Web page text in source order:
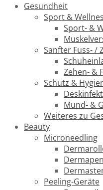
Gesundheit
Sport &
Sport- &
Sanfter Fuss- /
Zehen- &
Schutz &
Mund- &
Weiteres zu
Beauty
Microneedling
Dermapen
Peeling-Geräte